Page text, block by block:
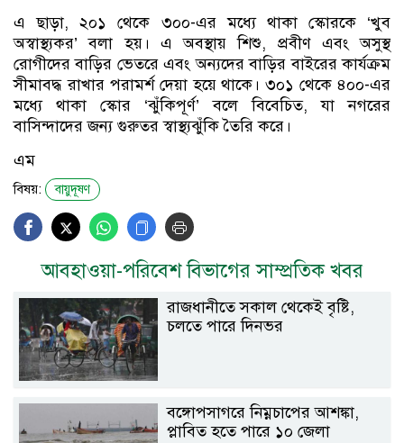
এ ছাড়া, ২০১ থেকে ৩০০-এর মধ্যে থাকা স্কোরকে ‘খুব
অস্বাস্থ্যকর’ বলা হয়। এ অবস্থায় শিশু, প্রবীণ এবং অসুস্থ
রোগীদের বাড়ির ভেতরে এবং অন্যদের বাড়ির বাইরের কার্যক্রম
সীমাবদ্ধ রাখার পরামর্শ দেয়া হয়ে থাকে। ৩০১ থেকে ৪০০-এর
মধ্যে থাকা স্কোর ‘ঝুঁকিপূর্ণ’ বলে বিবেচিত, যা নগরের
বাসিন্দাদের জন্য গুরুতর স্বাস্থ্যঝুঁকি তৈরি করে।
এম
বিষয়: বায়ুদূষণ
আবহাওয়া-পরিবেশ বিভাগের সাম্প্রতিক খবর
রাজধানীতে সকাল থেকেই বৃষ্টি,
চলতে পারে দিনভর
বঙ্গোপসাগরে নিম্নচাপের আশঙ্কা,
প্লাবিত হতে পারে ১০ জেলা